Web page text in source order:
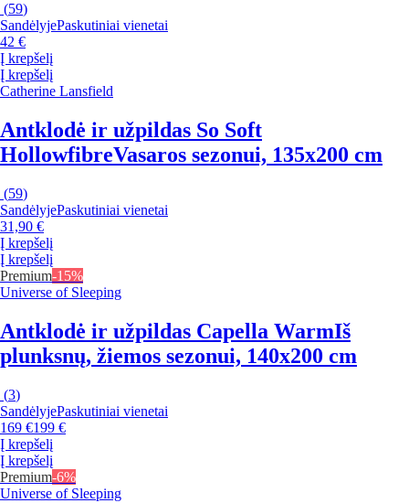
(59)
SandėlyjePaskutiniai vienetai
42 €
Į krepšelį
Į krepšelį
Catherine Lansfield
Antklodė ir užpildas So Soft
HollowfibreVasaros sezonui, 135x200 cm
(59)
SandėlyjePaskutiniai vienetai
31,90 €
Į krepšelį
Į krepšelį
Premium-15%
Universe of Sleeping
Antklodė ir užpildas Capella WarmIš
plunksnų, žiemos sezonui, 140x200 cm
(3)
SandėlyjePaskutiniai vienetai
169 €199 €
Į krepšelį
Į krepšelį
Premium-6%
Universe of Sleeping